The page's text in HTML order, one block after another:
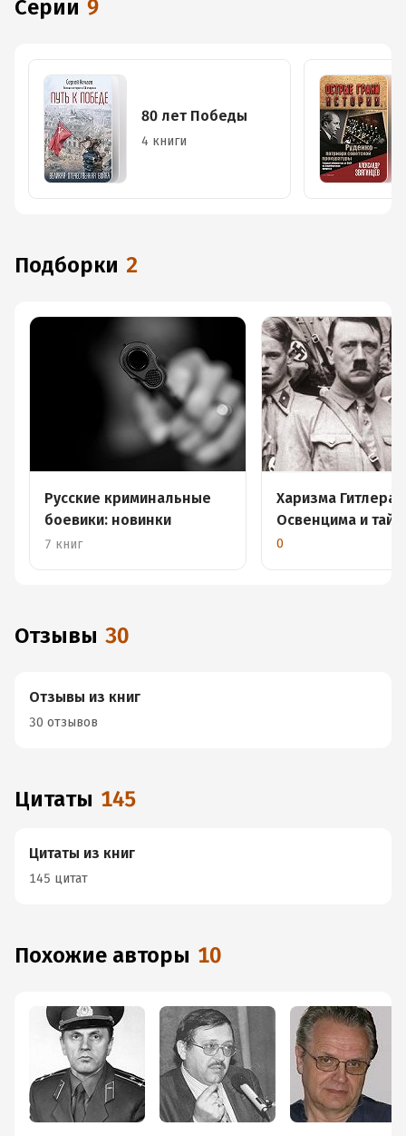
Серии 9
80 лет Победы
4 книги
Подборки 2
Русские криминальные
боевики: новинки
7 книг
Харизма Гитлера,
Освенцима и
Нюрнбергского
0
Отзывы 30
Отзывы из книг
30 отзывов
Цитаты 145
Цитаты из книг
145 цитат
Похожие авторы 10